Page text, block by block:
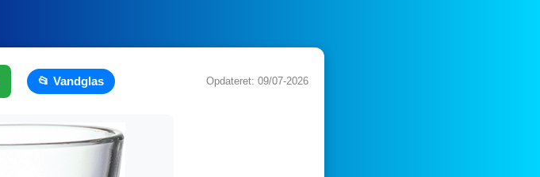
📂 Vandglas Opdateret: 09/07-2026